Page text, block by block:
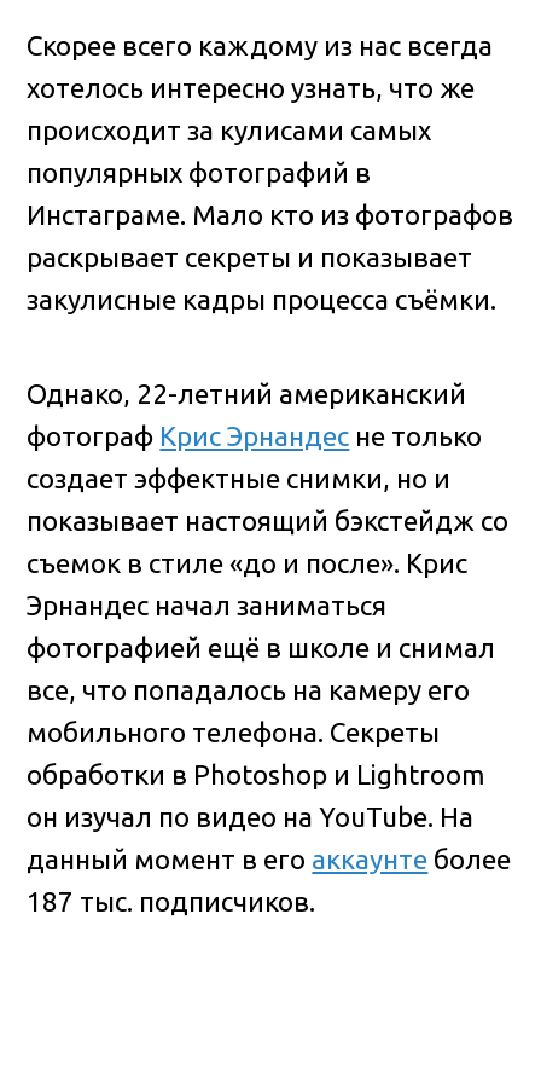
Скорее всего каждому из нас всегда
хотелось интересно узнать, что же
происходит за кулисами самых
популярных фотографий в
Инстаграме. Мало кто из фотографов
раскрывает секреты и показывает
закулисные кадры процесса съёмки.
Однако, 22-летний американский
фотограф Крис Эрнандес не только
создает эффектные снимки, но и
показывает настоящий бэкстейдж со
съемок в стиле «до и после». Крис
Эрнандес начал заниматься
фотографией ещё в школе и снимал
все, что попадалось на камеру его
мобильного телефона. Секреты
обработки в Photoshop и Lightroom
он изучал по видео на YouTube. На
данный момент в его аккаунте более
187 тыс. подписчиков.